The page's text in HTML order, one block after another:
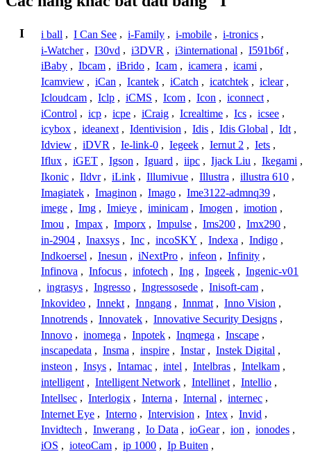
I i ball , I Can See , i-Family , i-mobile , i-tronics ,
i-Watcher , I30vd , i3DVR , i3international , I591b6f ,
iBaby , Ibcam , iBrido , Icam , icamera , icami ,
Icamview , iCan , Icantek , iCatch , icatchtek , iclear ,
Icloudcam , Iclp , iCMS , Icom , Icon , iconnect ,
iControl , icp , icpe , iCraig , Icrealtime , Ics , icsee ,
icybox , ideanext , Identivision , Idis , Idis Global , Idt ,
Idview , iDVR , Ie-link-0 , Iegeek , Iernut 2 , Iets ,
Iflux , iGET , Igson , Iguard , iipc , Ijack Liu , Ikegami ,
Ikonic , Ildvr , iLink , Illumivue , Illustra , illustra 610 ,
Imagiatek , Imaginon , Imago , Ime3122-admnq39 ,
imege , Img , Imieye , iminicam , Imogen , imotion ,
Imou , Impax , Imporx , Impulse , Ims200 , Imx290 ,
in-2904 , Inaxsys , Inc , incoSKY , Indexa , Indigo ,
Indkoersel , Inesun , iNextPro , infeon , Infinity ,
Infinova , Infocus , infotech , Ing , Ingeek , Ingenic-v01
, ingrasys , Ingresso , Ingressosede , Inisoft-cam ,
Inkovideo , Innekt , Inngang , Innmat , Inno Vision ,
Innotrends , Innovatek , Innovative Security Designs ,
Innovo , inomega , Inpotek , Inqmega , Inscape ,
inscapedata , Insma , inspire , Instar , Instek Digital ,
insteon , Insys , Intamac , intel , Intelbras , Intelkam ,
intelligent , Intelligent Network , Intellinet , Intellio ,
Intellsec , Interlogix , Interna , Internal , internec ,
Internet Eye , Interno , Intervision , Intex , Invid ,
Invidtech , Inwerang , Io Data , ioGear , ion , ionodes ,
iOS , ioteoCam , ip 1000 , Ip Buiten ,